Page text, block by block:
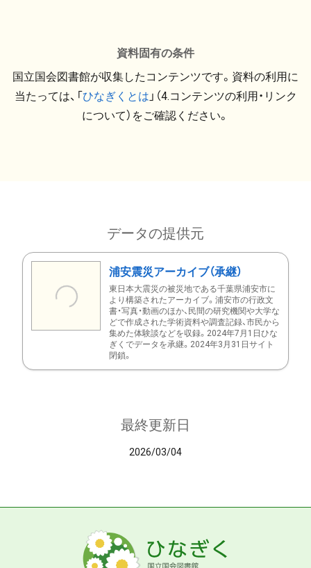
資料固有の条件
国立国会図書館が収集したコンテンツです。資料の利用に
当たっては、「ひなぎくとは 」（4.コンテンツの利用・リンク
について）をご確認ください。
データの提供元
浦安震災アーカイブ（承継）
東日本大震災の被災地である千葉県浦安市に
より構築されたアーカイブ。浦安市の行政文
書・写真・動画のほか、民間の研究機関や大学な
どで作成された学術資料や調査記録、市民から
集めた体験談などを収録。2024年7月1日ひな
ぎくでデータを承継。2024年3月31日サイト
閉鎖。
最終更新日
2026/03/04